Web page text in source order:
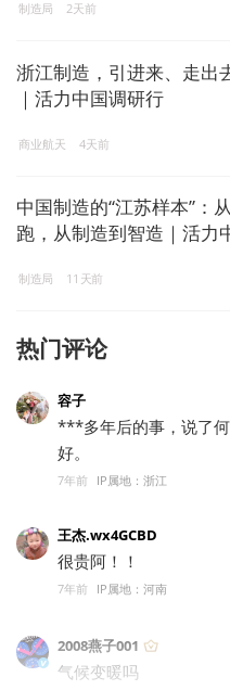
制造局 2天前
浙江制造，引进来、走出
｜活力中国调研行
商业航天 4天前
中国制造的“江苏样本”：
跑，从制造到智造｜活力
制造局 11天前
热门评论
容子
***多年后的事，说了
好。
7年前 IP属地：浙江
王杰.wx4GCBD
很贵阿！！
7年前 IP属地：河南
2008燕子001
气候变暖吗